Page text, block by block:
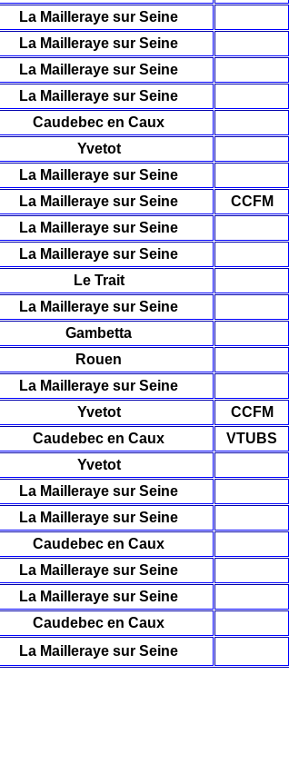
La Mailleraye sur Seine
La Mailleraye sur Seine
La Mailleraye sur Seine
La Mailleraye sur Seine
Caudebec en Caux
Yvetot
La Mailleraye sur Seine
La Mailleraye sur Seine CCFM
La Mailleraye sur Seine
La Mailleraye sur Seine
Le Trait
La Mailleraye sur Seine
Gambetta
Rouen
La Mailleraye sur Seine
Yvetot CCFM
Caudebec en Caux VTUBS
Yvetot
La Mailleraye sur Seine
La Mailleraye sur Seine
Caudebec en Caux
La Mailleraye sur Seine
La Mailleraye sur Seine
Caudebec en Caux
La Mailleraye sur Seine